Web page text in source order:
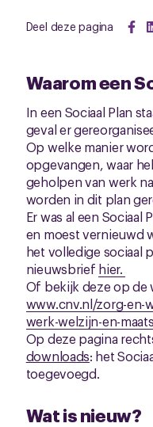
Deel deze pagina
Waarom een
In een Sociaal Plan
geval er
Op welke manier
opgevangen, waar
geholpen van werk
worden in dit plan
Er was al een Sociaal
en moest vernieuwd
het volledige sociaal
nieuwsbrief hier.
Of bekijk deze op de
www.cnv.nl/zorg-en-
werk-welzijn-en-
Op deze pagina
downloads: het
toegevoegd.
Wat is nieuw?